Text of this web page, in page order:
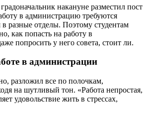
накануне разместил пост
в администрацию требуются
разные отделы. Поэтому студентам
как попасть на работу в
попросить у него совета, стоит ли.
в администрации
разложил все по полочкам,
на шутливый тон. «Работа непростая,
удовольствие жить в стрессах,